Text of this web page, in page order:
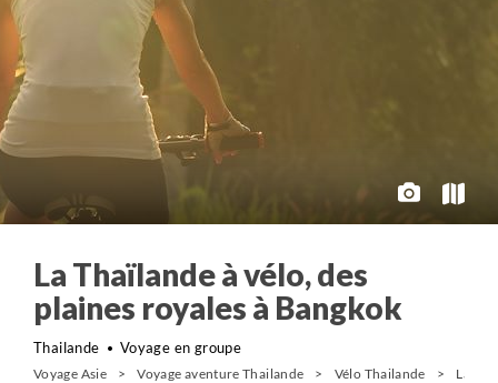
La Thaïlande à vélo, des
plaines royales à Bangkok
Thailande Voyage en groupe
Voyage Asie Voyage aventure Thailande Vélo Thailande La